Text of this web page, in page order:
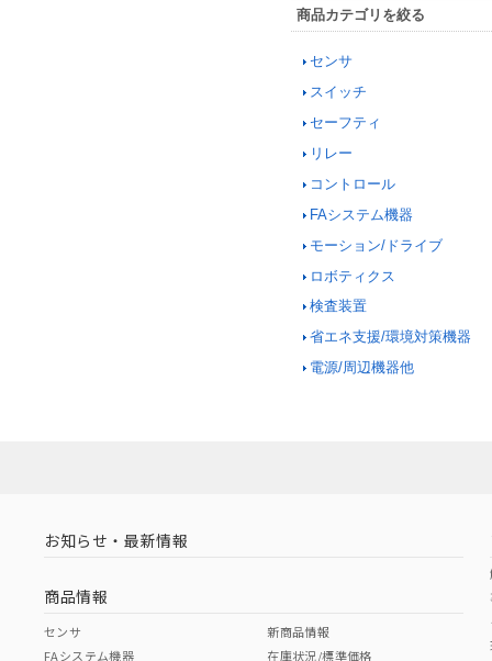
商品カテゴリを絞る
センサ
スイッチ
セーフティ
リレー
コントロール
FAシステム機器
モーション/ドライブ
ロボティクス
検査装置
省エネ支援/環境対策機器
電源/周辺機器他
お知らせ・最新情報
商品情報
センサ
FAシステム機器
新商品情報
在庫状況/標準価格